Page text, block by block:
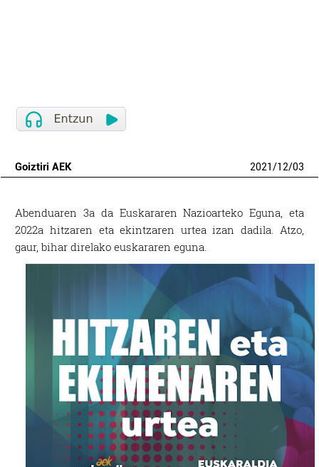
Goiztiri AEK 2021/12/03
Abenduaren 3a da Euskararen Nazioarteko Eguna, eta
2022a hitzaren eta ekintzaren urtea izan dadila. Atzo,
gaur, bihar direlako euskararen eguna.